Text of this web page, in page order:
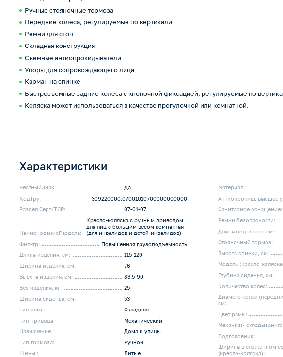
Ручные стояночные тормоза
Передние колеса, регулируемые по вертикали
Ремни для стоп
Складная конструкция
Съемные антиопрокидыватели
Упоры для сопровождающего лица
Карман на спинке
Быстросъемные задние колеса с кнопочной фиксацией, регулируемые по
Коляска может использоваться в качестве прогулочной или комнатной.
Характеристики
ЧестныйЗнак:
Да
КодТру:
309220000.07001010700000000000
Раздел Серт/ТСР:
07-01-07
НаименованиеРаздела:
Кресло-коляска с ручным приводом
для лиц с большим весом комнатная
(для инвалидов и детей-инвалидов)
Фильтр:
Повышенная грузоподъемность
Длина изделия, см:
115-120
Ширина изделия, см:
76
Высота изделия, см:
83,5-90
Вес изделия, кг:
25
Ширина сиденья, см:
53
Тип рамы :
Складная
Тип привода:
Механический
Назначение :
Дома и улицы
Тип тормоза:
Ручной
Шины :
Литые
Материал:
Антиопрокидывающее
Санитарное оснащение:
Ремни безопасности:
Длина подножек, см:
Стояночный тормоз:
Высота спинки, см:
Модель (кресло-
Глубина сиденья, cм:
Количество колес:
Диаметр колес
см:
Цвет рамы:
Механизм складывания:
Подголовник:
Ширина в сложенном
(кресло-коляска):